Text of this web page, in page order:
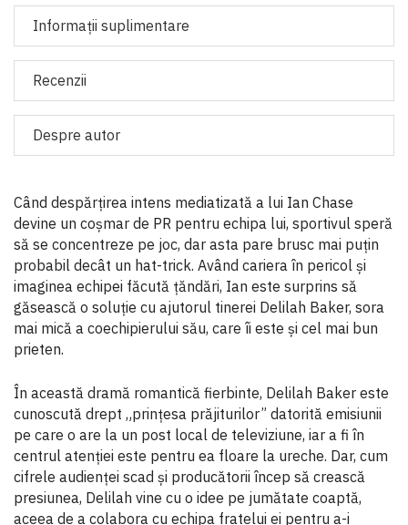
Informaţii suplimentare
Recenzii
Despre autor
Când despărţirea intens mediatizată a lui Ian Chase
devine un coșmar de PR pentru echipa lui, sportivul speră
să se concentreze pe joc, dar asta pare brusc mai puţin
probabil decât un hat-trick. Având cariera în pericol și
imaginea echipei făcută ţăndări, Ian este surprins să
găsească o soluţie cu ajutorul tinerei Delilah Baker, sora
mai mică a coechipierului său, care îi este și cel mai bun
prieten.
În această dramă romantică fierbinte, Delilah Baker este
cunoscută drept „prinţesa prăjiturilor” datorită emisiunii
pe care o are la un post local de televiziune, iar a fi în
centrul atenţiei este pentru ea floare la ureche. Dar, cum
cifrele audienţei scad și producătorii încep să crească
presiunea, Delilah vine cu o idee pe jumătate coaptă,
aceea de a colabora cu echipa fratelui ei pentru a-i